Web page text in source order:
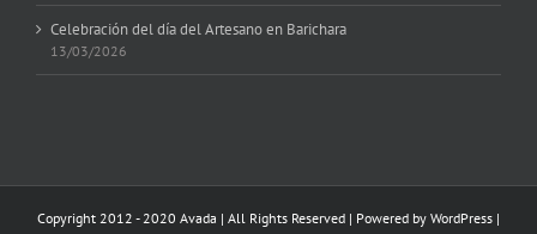
Celebración del día del Artesano en Barichara
13/03/2026
Copyright 2012 - 2020 Avada | All Rights Reserved | Powered by WordPress |